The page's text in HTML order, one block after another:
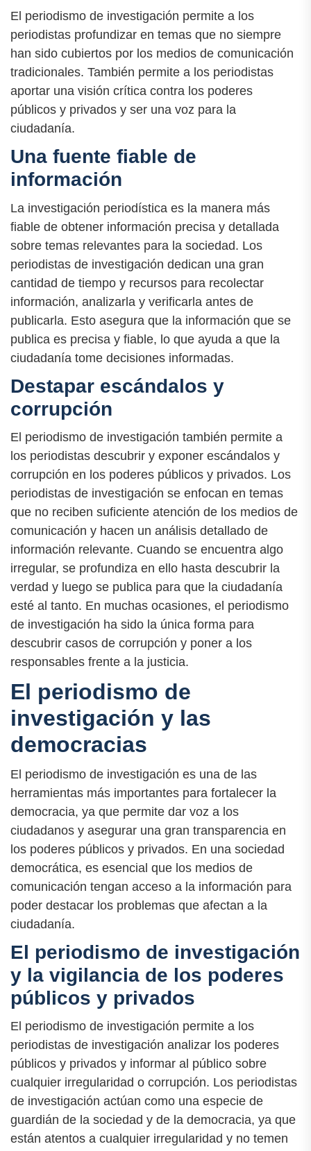
El periodismo de investigación permite a los
periodistas profundizar en temas que no siempre
han sido cubiertos por los medios de comunicación
tradicionales. También permite a los periodistas
aportar una visión crítica contra los poderes
públicos y privados y ser una voz para la
ciudadanía.
Una fuente fiable de
información
La investigación periodística es la manera más
fiable de obtener información precisa y detallada
sobre temas relevantes para la sociedad. Los
periodistas de investigación dedican una gran
cantidad de tiempo y recursos para recolectar
información, analizarla y verificarla antes de
publicarla. Esto asegura que la información que se
publica es precisa y fiable, lo que ayuda a que la
ciudadanía tome decisiones informadas.
Destapar escándalos y
corrupción
El periodismo de investigación también permite a
los periodistas descubrir y exponer escándalos y
corrupción en los poderes públicos y privados. Los
periodistas de investigación se enfocan en temas
que no reciben suficiente atención de los medios de
comunicación y hacen un análisis detallado de
información relevante. Cuando se encuentra algo
irregular, se profundiza en ello hasta descubrir la
verdad y luego se publica para que la ciudadanía
esté al tanto. En muchas ocasiones, el periodismo
de investigación ha sido la única forma para
descubrir casos de corrupción y poner a los
responsables frente a la justicia.
El periodismo de
investigación y las
democracias
El periodismo de investigación es una de las
herramientas más importantes para fortalecer la
democracia, ya que permite dar voz a los
ciudadanos y asegurar una gran transparencia en
los poderes públicos y privados. En una sociedad
democrática, es esencial que los medios de
comunicación tengan acceso a la información para
poder destacar los problemas que afectan a la
ciudadanía.
El periodismo de investigación
y la vigilancia de los poderes
públicos y privados
El periodismo de investigación permite a los
periodistas de investigación analizar los poderes
públicos y privados y informar al público sobre
cualquier irregularidad o corrupción. Los periodistas
de investigación actúan como una especie de
guardián de la sociedad y de la democracia, ya que
están atentos a cualquier irregularidad y no temen